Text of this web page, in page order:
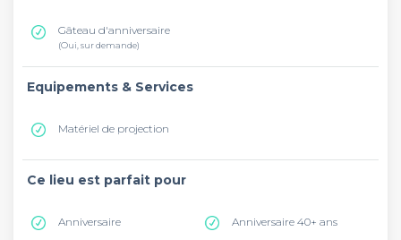
Gâteau d'anniversaire
(Oui, sur demande)
Equipements & Services
Matériel de projection
Ce lieu est parfait pour
Anniversaire Anniversaire 40+ ans